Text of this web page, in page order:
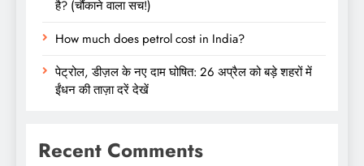
है? (चौंकाने वाला सच!)
How much does petrol cost in India?
पेट्रोल, डीज़ल के नए दाम घोषित: 26 अप्रैल को बड़े शहरों में
ईंधन की ताज़ा दरें देखें
Recent Comments